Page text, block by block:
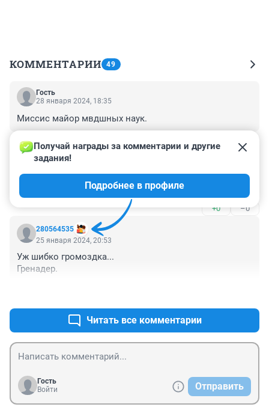
КОММЕНТАРИИ 49
Гость
28 января 2024, 18:35
Миссис майор мвдшных наук.
–0
Гость
это майор пенсионэр (если чё)
+0 –0
280564535
Получай награды за комментарии и другие
задания!
Подробнее в профиле
25 января 2024, 20:53
Уж шибко громоздка...
Гренадер.
Читать все комментарии
Гость
Войти
Отправить